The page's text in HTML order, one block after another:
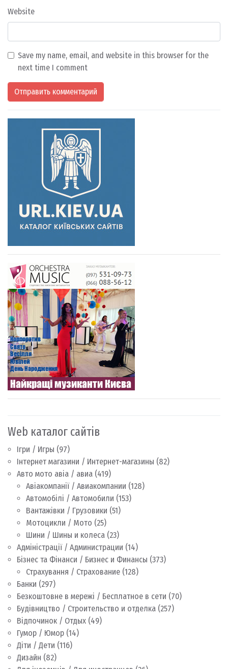
Web каталог сайтів
Ігри / Игры (97)
Інтернет магазини / Интернет-магазины (82)
Авто мото авіа / авиа (419)
Авіакомпанії / Авиакомпании (128)
Автомобілі / Автомобили (153)
Вантажівки / Грузовики (51)
Мотоцикли / Мото (25)
Шини / Шины и колеса (23)
Адміністрації / Администрации (14)
Бізнес та Фінанси / Бизнес и Финансы (373)
Страхування / Страхование (128)
Банки (297)
Безкоштовне в мережі / Бесплатное в сети (70)
Будівництво / Строительство и отделка (257)
Відпочинок / Отдых (49)
Гумор / Юмор (14)
Діти / Дети (116)
Дизайн (82)
Website
Save my name, email, and website in this browser for the
next time I comment